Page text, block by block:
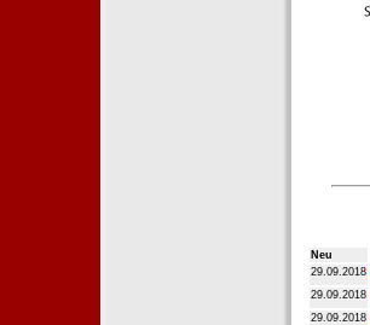
Neu
29.09.2018
29.09.2018
29.09.2018